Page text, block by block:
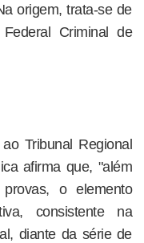
origem, trata-se de
Criminal de
Tribunal Regional
afirma que, "além
o elemento
consistente na
diante da série de